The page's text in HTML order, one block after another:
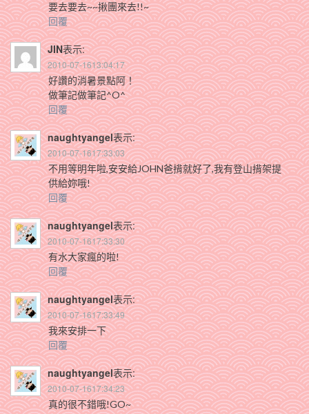
要去要去~~揪團來去!!~
回覆
JIN表示:
2010-07-1613:04:17
好讚的消暑景點阿！
做筆記做筆記^O^
回覆
naughtyangel表示:
2010-07-1617:33:03
不用等明年啦,安安給JOHN爸揹就好了,我有登山揹架提
供給妳哦!
回覆
naughtyangel表示:
2010-07-1617:33:30
有水大家瘋的啦!
回覆
naughtyangel表示:
2010-07-1617:33:49
我來安排一下
回覆
naughtyangel表示:
2010-07-1617:34:23
真的很不錯哦!GO~